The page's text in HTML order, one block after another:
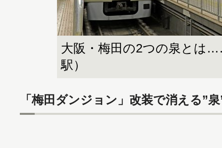
大阪・梅田の2つの泉とは
駅）
「梅田ダンジョン」改装で消える”泉